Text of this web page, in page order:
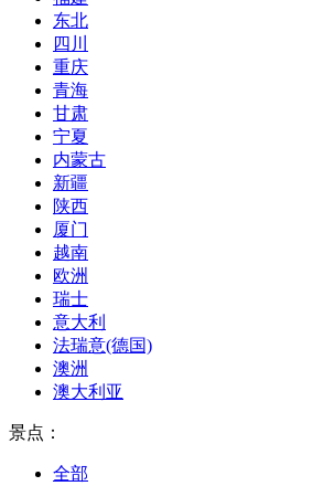
东北
四川
重庆
青海
甘肃
宁夏
内蒙古
新疆
陕西
厦门
越南
欧洲
瑞士
意大利
法瑞意(德国)
澳洲
澳大利亚
景点：
全部